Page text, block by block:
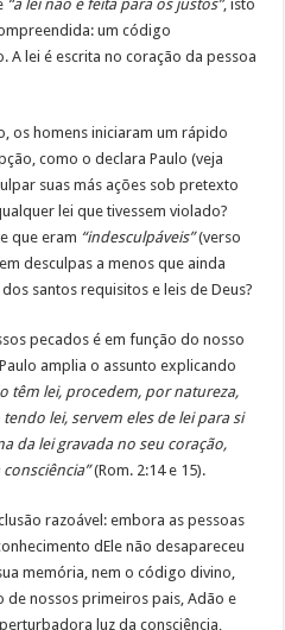
“a lei não é feita para os justos”, isto
um código
A lei é escrita no coração da pessoa
os homens iniciaram um rápido
como o declara Paulo (veja
suas más ações sob pretexto
lei que tivessem violado?
que eram “indesculpáveis”(verso
desculpas a menos que ainda
santos requisitos e leis de Deus?
pecados é em função do nosso
amplia o assunto explicando
têm lei, procedem, por natureza,
lei, servem eles de lei para si
da lei gravada no seu coração,
(Rom. 2:14 e 15).
razoável: embora as pessoas
dEle não desapareceu
memória, nem o código divino,
nossos primeiros pais, Adão e
luz da consciência,